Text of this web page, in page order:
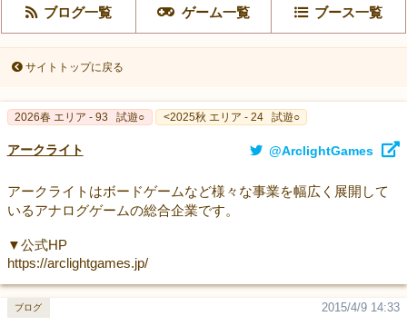
ブログ一覧 ゲーム一覧 ブース一覧
サイトトップに戻る
2026春 エリア - 93 試遊○ <2025秋 エリア - 24 試遊○
アークライト @ArclightGames
アークライトはボードゲームなど様々な事業を幅広く展開して
いるアナログゲームの総合企業です。
▼公式HP
https://arclightgames.jp/
2015/4/9 14:33
ブログ